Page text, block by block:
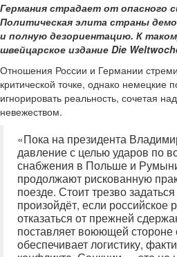
Германия страдает от опасного
Политическая элита страны
и полную дезориентацию. К
швейцарское издание Die
Отношения России и Германии
критической точке, однако немецкие
игнорировать реальность, сочетая
невежеством.
«Пока на президента
давление с целью ударов по
снабжения в Польше и
продолжают рискованную
поезде. Стоит трезво
произойдёт, если российское
отказаться от прежней
поставляет воюющей стороне
обеспечивает логистику,